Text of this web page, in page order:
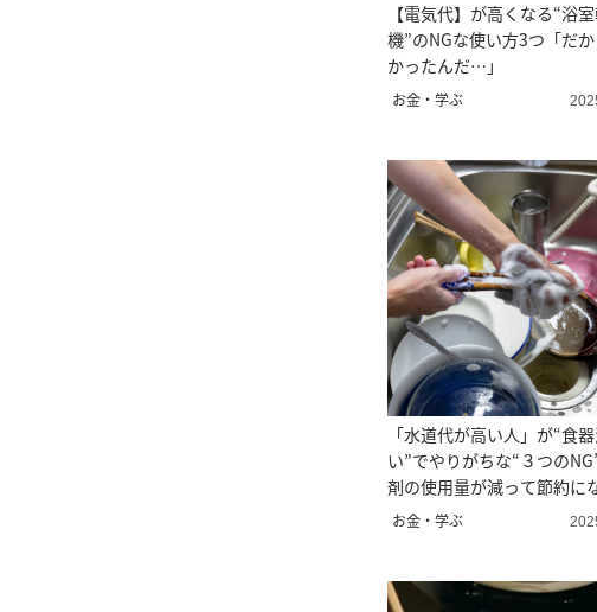
【電気代】が高くなる“浴
機”のNGな使い方3つ「だ
かったんだ…」
お金・学ぶ
「水道代が高い人」が“食
い”でやりがちな“３つの
剤の使用量が減って節約に
る！」
お金・学ぶ